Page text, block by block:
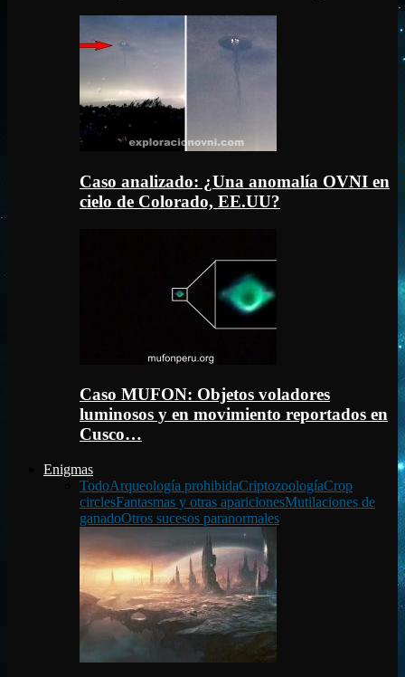
Caso analizado: ¿Una anomalía OVNI en
cielo de Colorado, EE.UU?
Caso MUFON: Objetos voladores
luminosos y en movimiento reportados en
Cusco…
Enigmas
TodoArqueología prohibidaCriptozoologíaCrop
circlesFantasmas y otras aparicionesMutilaciones de
ganadoOtros sucesos paranormales